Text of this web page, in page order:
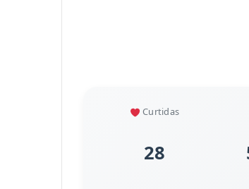
Curtidas
28